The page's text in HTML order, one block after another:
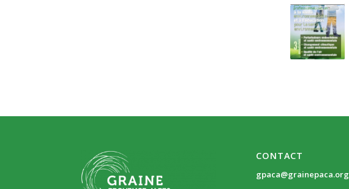
CONTACT
gpaca@grainepaca.org